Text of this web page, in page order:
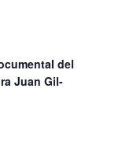
del
Juan Gil-